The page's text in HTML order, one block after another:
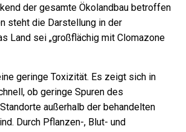
der gesamte Ökolandbau betroffen
steht die Darstellung in der
Land sei „großflächig mit Clomazone
geringe Toxizität. Es zeigt sich in
ob geringe Spuren des
außerhalb der behandelten
Durch Pflanzen-, Blut- und